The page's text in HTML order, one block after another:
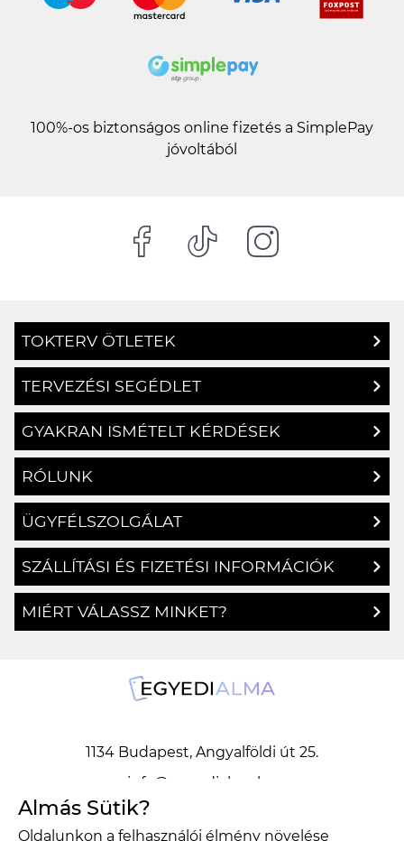
100%-os biztonságos online fizetés a SimplePay
jóvoltából
TOKTERV ÖTLETEK
TERVEZÉSI SEGÉDLET
GYAKRAN ISMÉTELT KÉRDÉSEK
RÓLUNK
ÜGYFÉLSZOLGÁLAT
SZÁLLÍTÁSI ÉS FIZETÉSI INFORMÁCIÓK
MIÉRT VÁLASSZ MINKET?
1134 Budapest, Angyalföldi út 25.
info@egyedialma.hu
Almás Sütik?
Oldalunkon a felhasználói élmény növelése